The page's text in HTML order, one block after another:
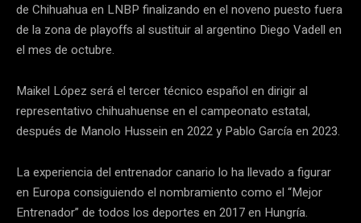
de Chihuahua en LNBP finalizando en el noveno puesto fuera
de la zona de playoffs al sustituir al argentino Diego Vadell en
el mes de octubre.
Maikel López será el tercer técnico español en dirigir al
representativo chihuahuense en el campeonato estatal,
después de Manolo Hussein en 2022 y Pablo García en 2023.
La experiencia del entrenador canario lo ha llevado a figurar
en Europa consiguiendo el nombramiento como el “Mejor
Entrenador” de todos los deportes en 2017 en Hungría.